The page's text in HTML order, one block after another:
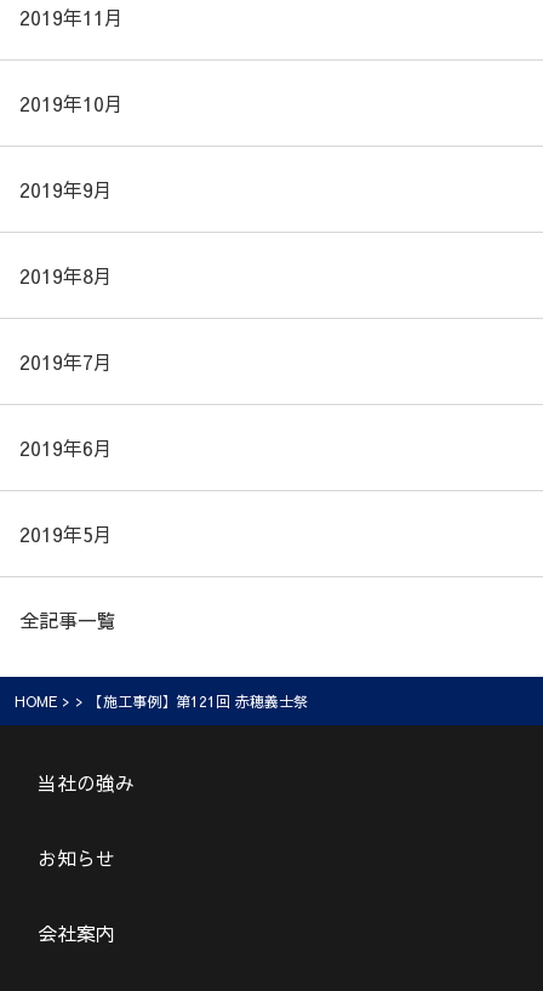
2019年11月
2019年10月
2019年9月
2019年8月
2019年7月
2019年6月
2019年5月
全記事一覧
HOME > > 【施工事例】第121回 赤穂義士祭
当社の強み
お知らせ
会社案内